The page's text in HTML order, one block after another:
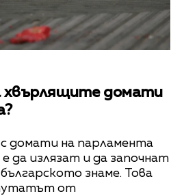
хвърлящите домати
домати на парламента
да излязат и да започнат
знаме. Това
от